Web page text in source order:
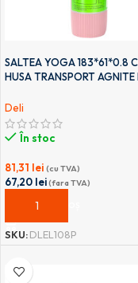
SALTEA YOGA 183*61*0.8
HUSA TRANSPORT AGNITE
Deli
În stoc
81,31 lei (cu TVA)
67,20 lei(fara TVA)
ADAUGĂ ÎN COȘ
SKU:DLEL108P